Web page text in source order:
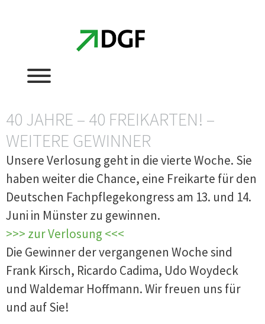
40 JAHRE – 40 FREIKARTEN! –
WEITERE GEWINNER
Unsere Verlosung geht in die vierte Woche. Sie
haben weiter die Chance, eine Freikarte für den
Deutschen Fachpflegekongress am 13. und 14.
Juni in Münster zu gewinnen.
>>> zur Verlosung <<<
Die Gewinner der vergangenen Woche sind
Frank Kirsch, Ricardo Cadima, Udo Woydeck
und Waldemar Hoffmann. Wir freuen uns für
und auf Sie!